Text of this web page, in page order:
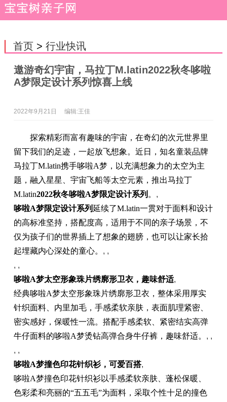
首页> 行业快讯
遨游奇幻宇宙，马拉丁M.latin2022秋冬哆啦
A梦限定设计系列惊喜上线
2022年9月21日 编辑:王佳
探索精彩而富有趣味的宇宙，在奇幻的次元世界里
留下我们的足迹，一起放飞想象。近日，知名童装品牌
马拉丁M.latin携手哆啦A梦，以充满想象力的太空为主
题，融入星星、宇宙飞船等太空元素，推出马拉丁
M.latin2022秋冬哆啦A梦限定设计系列 。 ,
哆啦A梦限定设计系列延续了M.latin一贯对于面料和设计
的高标准坚持，搭配度高，适用于不同的亲子场景，不
仅为孩子们的世界插上了想象的翅膀，也可以让家长拾
起埋藏内心深处的童心。 , ,
, ,
哆啦A梦太空形象珠片绣廓形卫衣，趣味舒适,
经典哆啦A梦太空形象珠片绣廓形卫衣，整体采用厚实
针织面料、内里加毛，手感柔软亲肤，表面肌理紧密、
密实感好，保暖性一流。搭配手感柔软、紧密结实高弹
牛仔面料的哆啦A梦烫钻高弹合身牛仔裤，趣味舒适。 , ,
, ,
哆啦A梦撞色印花针织衫，可爱百搭,
哆啦A梦撞色印花针织衫以手感柔软亲肤、蓬松保暖、
色彩柔和亮丽的“五五毛”为面料，采取个性十足的撞色